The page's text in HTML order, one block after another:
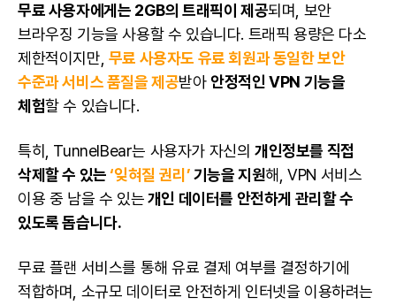
무료 사용자에게는 2GB의 트래픽이 제공되며, 보안
브라우징 기능을 사용할 수 있습니다. 트래픽 용량은 다소
제한적이지만, 무료 사용자도 유료 회원과 동일한 보안
수준과 서비스 품질을 제공받아안정적인 VPN 기능을
체험할 수 있습니다.
특히, TunnelBear는 사용자가 자신의 개인정보를 직접
삭제할 수 있는‘잊혀질 권리’기능을 지원해, VPN 서비스
이용 중 남을 수 있는개인 데이터를 안전하게 관리할 수
있도록 돕습니다.
무료 플랜 서비스를 통해 유료 결제 여부를 결정하기에
적합하며, 소규모 데이터로 안전하게 인터넷을 이용하려는